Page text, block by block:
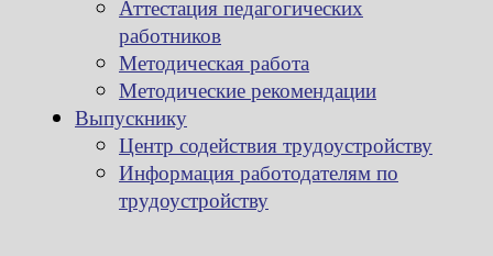
Аттестация педагогических
работников
Методическая работа
Методические рекомендации
Выпускнику
Центр содействия трудоустройству
Информация работодателям по
трудоустройству